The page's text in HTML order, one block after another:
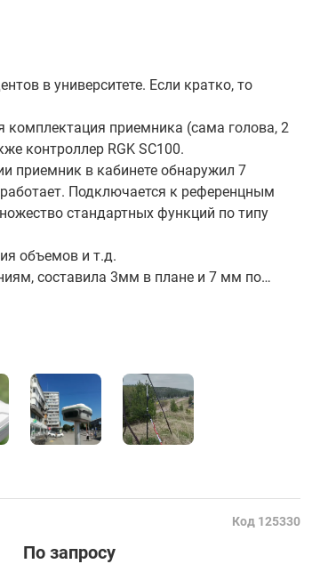
в университете. Если кратко, то
комплектация приемника (сама голова, 2
контроллер RGK SC100.
приемник в кабинете обнаружил 7
Подключается к референцным
стандартных функций по типу
объемов и т.д.
составила 3мм в плане и 7 мм по
расстоянии 17 км по Wi-Fi, составила 27
функционалу хороший.
Код 125330
По запросу